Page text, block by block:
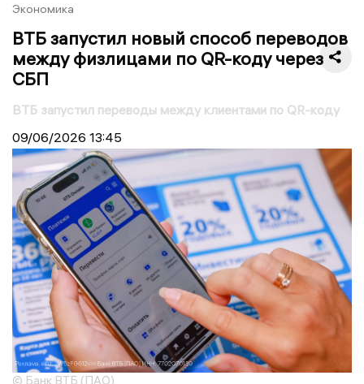
Экономика
ВТБ запустил новый способ переводов
между физлицами по QR-коду через
СБП
ВТБ запустил переводы между клиентами по QR-коду
09/06/2026 13:45
© Банк ВТБ (ПАО)